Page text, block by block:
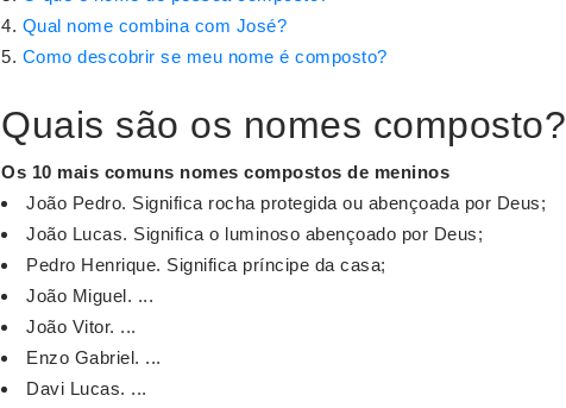
Qual nome combina com José?
Como descobrir se meu nome é composto?
Quais são os nomes composto?
Os 10 mais comuns nomes compostos de meninos
João Pedro. Significa rocha protegida ou abençoada por Deus;
João Lucas. Significa o luminoso abençoado por Deus;
Pedro Henrique. Significa príncipe da casa;
João Miguel. ...
João Vitor. ...
Enzo Gabriel. ...
Davi Lucas. ...